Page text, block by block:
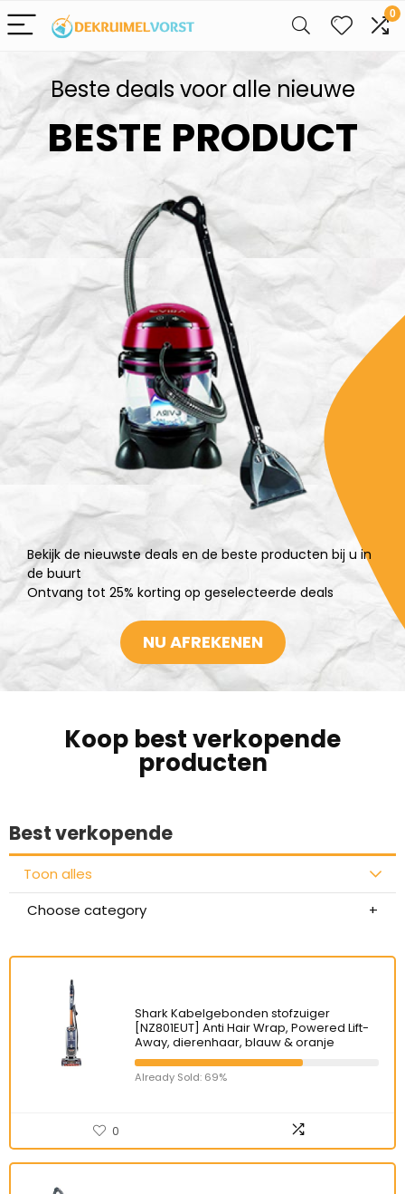
0
Beste deals voor alle nieuwe
BESTE PRODUCT
Bekijk de nieuwste deals en de beste producten bij u in
de buurt
Ontvang tot 25% korting op geselecteerde deals
NU AFREKENEN
Koop best verkopende
producten
Best verkopende
Toon alles
Choose category
Shark Kabelgebonden stofzuiger
[NZ801EUT] Anti Hair Wrap, Powered Lift-
Away, dierenhaar, blauw & oranje
Already Sold: 69%
0